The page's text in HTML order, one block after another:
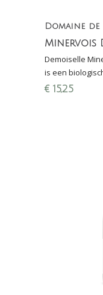
Domaine de
Demoiselle
is een
Syrah. Het
€ 15,25